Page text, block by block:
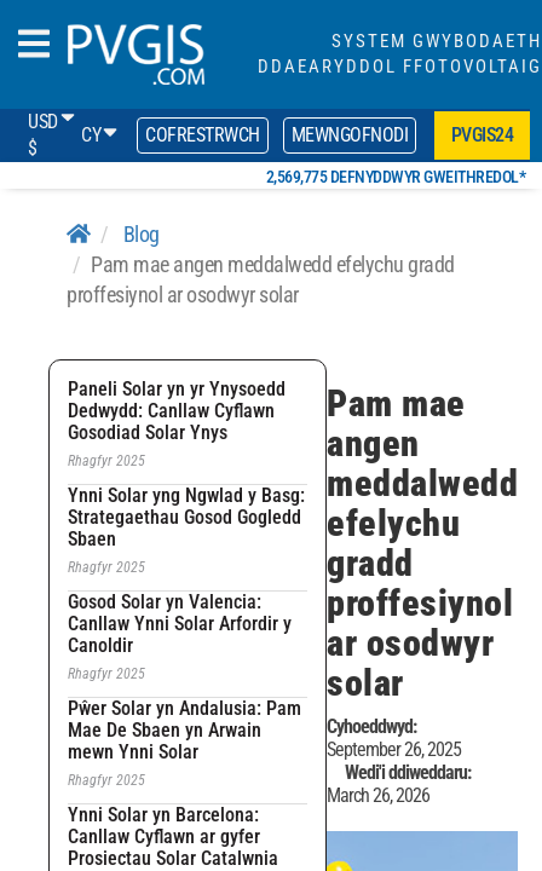
SYSTEM GWYBODAETH
DDAEARYDDOL FFOTOVOLTAIG
USD
$
CY COFRESTRWCH MEWNGOFNODI PVGIS24
2,569,775 DEFNYDDWYR GWEITHREDOL*
Blog
Pam mae angen meddalwedd efelychu gradd
proffesiynol ar osodwyr solar
Paneli Solar yn yr Ynysoedd
Dedwydd: Canllaw Cyflawn
Gosodiad Solar Ynys
Rhagfyr 2025
Ynni Solar yng Ngwlad y Basg:
Strategaethau Gosod Gogledd
Sbaen
Rhagfyr 2025
Gosod Solar yn Valencia:
Canllaw Ynni Solar Arfordir y
Canoldir
Rhagfyr 2025
Pŵer Solar yn Andalusia: Pam
Mae De Sbaen yn Arwain
mewn Ynni Solar
Rhagfyr 2025
Ynni Solar yn Barcelona:
Canllaw Cyflawn ar gyfer
Prosiectau Solar Catalwnia
Pam mae
angen
meddalwedd
efelychu
gradd
proffesiynol
ar osodwyr
solar
Cyhoeddwyd:
September 26, 2025
Wedi'i ddiweddaru:
March 26, 2026